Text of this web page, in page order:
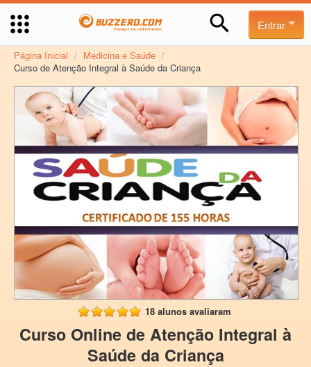
Entrar
Página Inicial / Medicina e Saúde /
Curso de Atenção Integral à Saúde da Criança
18 alunos avaliaram
Curso Online de Atenção Integral à
Saúde da Criança